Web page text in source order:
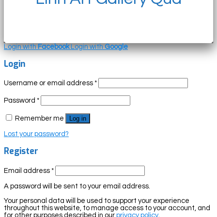
Login withFacebook Login withGoogle
Login
Username or email address *
Password *
Remember me Log in
Lost your password?
Register
Email address *
A password will be sent to your email address.
Your personal data will be used to support your experience
throughout this website, to manage access to your account, and
for other purposes described in our privacy policy.